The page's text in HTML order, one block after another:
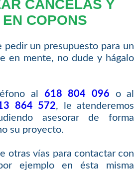
CANCELAS Y
COPONS
pedir un presupuesto para un
en mente, no dude y hágalo
al 618 804 096 o al
864 572, le atenderemos
asesorar de forma
su proyecto.
otras vías para contactar con
ejemplo en ésta misma